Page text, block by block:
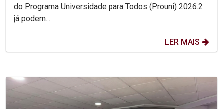
do Programa Universidade para Todos (Prouni) 2026.2
já podem...
LER MAIS